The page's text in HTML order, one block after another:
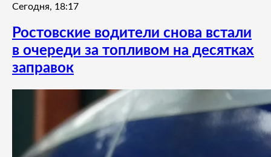
Сегодня, 18:17
Ростовские водители снова встали
в очереди за топливом на десятках
заправок